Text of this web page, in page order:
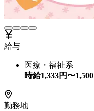
給与
医療・福祉系
時給1,333円〜1,500
勤務地